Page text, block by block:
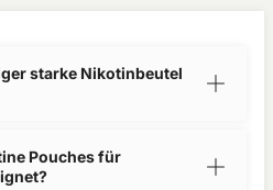
starke Nikotinbeutel
Pouches für